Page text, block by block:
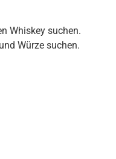
Whiskey suchen.
Würze suchen.